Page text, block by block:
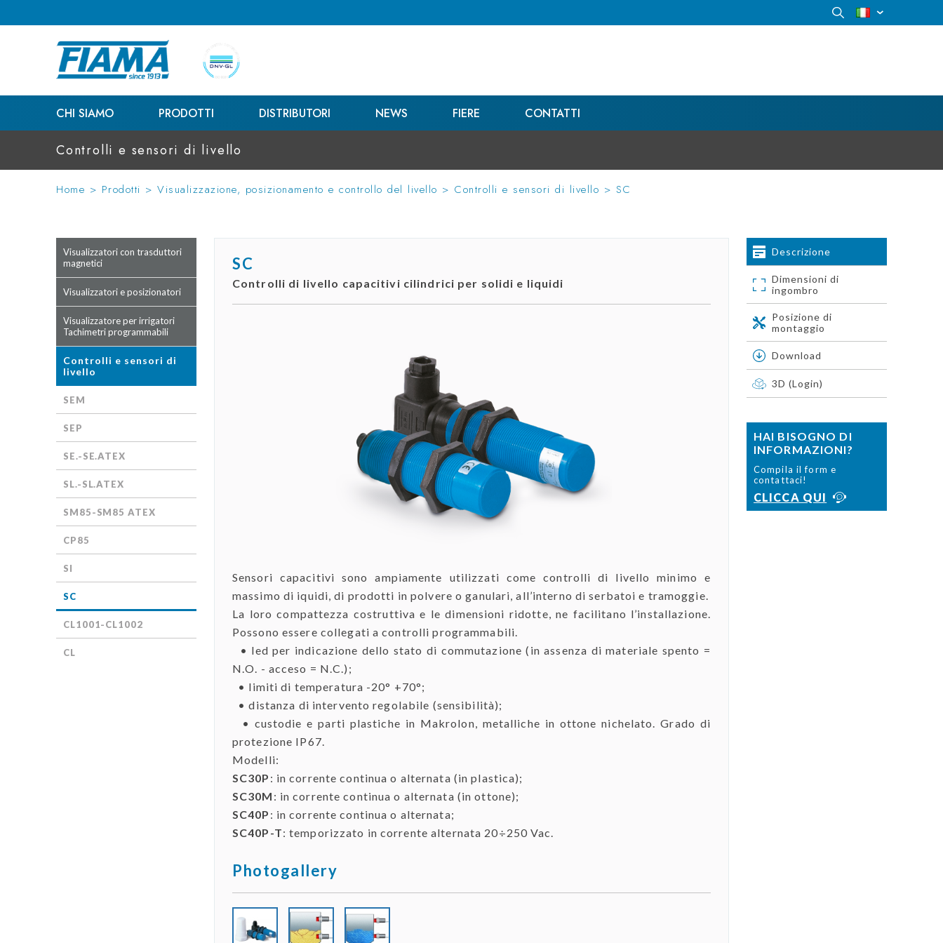
CHI SIAMO PRODOTTI DISTRIBUTORI NEWS FIERE CONTATTI
Controlli e sensori di livello
Home > Prodotti > Visualizzazione, posizionamento e controllo del livello > Controlli e sensori di livello > SC
Visualizzatori con trasduttori
magnetici
Visualizzatori e posizionatori
Visualizzatore per irrigatori
Tachimetri programmabili
Controlli e sensori di
livello
SEM
SEP
SE.-SE.ATEX
SL.-SL.ATEX
SM85-SM85 ATEX
CP85
SI
SC
CL1001-CL1002
CL
SC
Controlli di livello capacitivi cilindrici per solidi e liquidi
Sensori capacitivi sono ampiamente utilizzati come controlli di livello minimo e
massimo di iquidi, di prodotti in polvere o ganulari, all’interno di serbatoi e tramoggie.
La loro compattezza costruttiva e le dimensioni ridotte, ne facilitano l’installazione.
Possono essere collegati a controlli programmabili.
• led per indicazione dello stato di commutazione (in assenza di materiale spento =
N.O. - acceso = N.C.);
• limiti di temperatura -20° +70°;
• distanza di intervento regolabile (sensibilità);
• custodie e parti plastiche in Makrolon, metalliche in ottone nichelato. Grado di
protezione IP67.
Modelli:
SC30P : in corrente continua o alternata (in plastica);
SC30M : in corrente continua o alternata (in ottone);
SC40P : in corrente continua o alternata;
SC40P-T: temporizzato in corrente alternata 20÷250 Vac.
Photogallery
Descrizione
Dimensioni di
ingombro
Posizione di
montaggio
Download
3D (Login)
HAI BISOGNO DI
INFORMAZIONI?
Compila il form e
contattaci!
CLICCA QUI